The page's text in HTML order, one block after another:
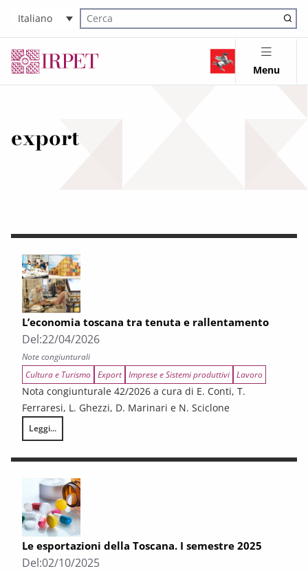
Italiano
Cerca nel sito
Menu
export
L’economia toscana tra tenuta e rallentamento
Del:22/04/2026
Note congiunturali
Cultura e Turismo Export Imprese e Sistemi produttivi Lavoro
Nota congiunturale 42/2026 a cura di E. Conti, T.
Ferraresi, L. Ghezzi, D. Marinari e N. Sciclone
Leggi...
L’economia toscana tra tenuta e rallentamento
Le esportazioni della Toscana. I semestre 2025
Del:02/10/2025